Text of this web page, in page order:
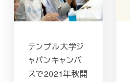
テンプル大学ジ
ャパンキャンパ
スで2021年秋開